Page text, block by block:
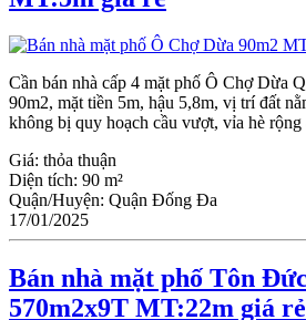
Cần bán nhà cấp 4 mặt phố Ô Chợ Dừa
90m2, mặt tiền 5m, hậu 5,8m, vị trí đất
không bị quy hoạch cầu vượt, vỉa hè
Giá: thỏa thuận
Diện tích: 90 m²
Quận/Huyện: Quận Đống Đa
17/01/2025
Bán nhà mặt phố Tôn
570m2x9T MT:22m giá rẻ